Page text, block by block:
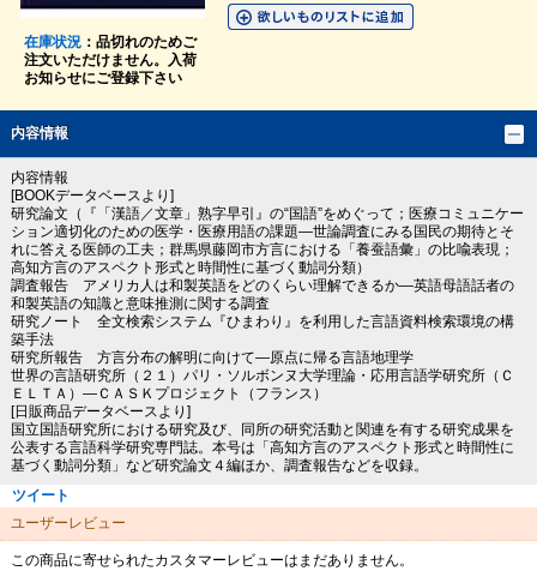
在庫状況：品切れのためご
注文いただけません。入荷
お知らせにご登録下さい
内容情報
内容情報
[BOOKデータベースより]
研究論文（『「漢語／文章」熟字早引』の“国語”をめぐって；医療コミュニケー
ション適切化のための医学・医療用語の課題―世論調査にみる国民の期待とそ
れに答える医師の工夫；群馬県藤岡市方言における「養蚕語彙」の比喩表現；
高知方言のアスペクト形式と時間性に基づく動詞分類）
調査報告 アメリカ人は和製英語をどのくらい理解できるか―英語母語話者の
和製英語の知識と意味推測に関する調査
研究ノート 全文検索システム『ひまわり』を利用した言語資料検索環境の構
築手法
研究所報告 方言分布の解明に向けて―原点に帰る言語地理学
世界の言語研究所（２１）パリ・ソルボンヌ大学理論・応用言語学研究所（Ｃ
ＥＬＴＡ）―ＣＡＳＫプロジェクト（フランス）
[日販商品データベースより]
国立国語研究所における研究及び、同所の研究活動と関連を有する研究成果を
公表する言語科学研究専門誌。本号は「高知方言のアスペクト形式と時間性に
基づく動詞分類」など研究論文４編ほか、調査報告などを収録。
ツイート
ユーザーレビュー
この商品に寄せられたカスタマーレビューはまだありません。